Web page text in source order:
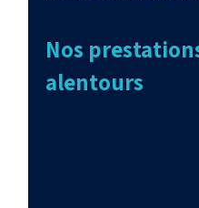
Nos
alentours